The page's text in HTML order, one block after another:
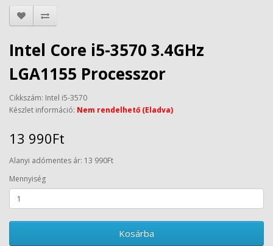
Intel Core i5-3570 3.4GHz
LGA1155 Processzor
Cikkszám: Intel i5-3570
Készlet információ: Nem rendelhető (Eladva)
13 990Ft
Alanyi adómentes ár: 13 990Ft
Mennyiség
Kosárba